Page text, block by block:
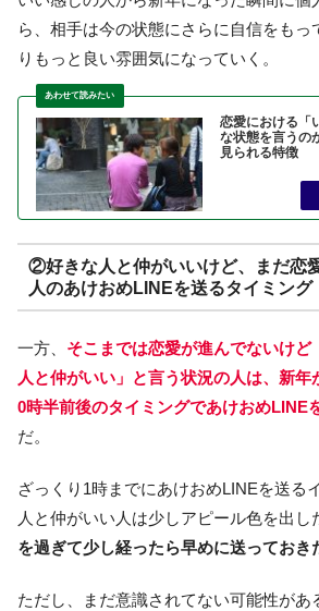
ら、相手は今の状態にさらに自信をもっ
りもっと良い雰囲気になっていく。
恋愛における「
な状態を言うの
見られる特徴
②好きな人と仲がいいけど、まだ恋
人のあけおめLINEを送るタイミング
一方、 そこまでは恋愛が進んでないけど
人と仲がいい」と言う状況の人は、新年
0時半前後のタイミングであけおめLINE
だ。
ざっくり1時までにあけおめLINEを送る
人と仲がいい人は少しアピール色を出し
を過ぎて少し経ったら早めに送っておき
ただし、まだ意識されてない可能性があ